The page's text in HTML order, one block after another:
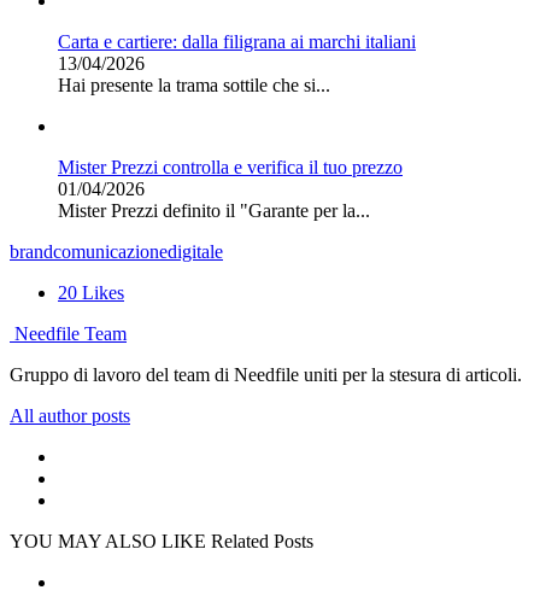
Carta e cartiere: dalla filigrana ai marchi italiani
13/04/2026
Hai presente la trama sottile che si...
Mister Prezzi controlla e verifica il tuo prezzo
01/04/2026
Mister Prezzi definito il "Garante per la...
brandcomunicazionedigitale
20 Likes
Needfile Team
Gruppo di lavoro del team di Needfile uniti per la stesura di articoli.
All author posts
YOU MAY ALSO LIKE Related Posts